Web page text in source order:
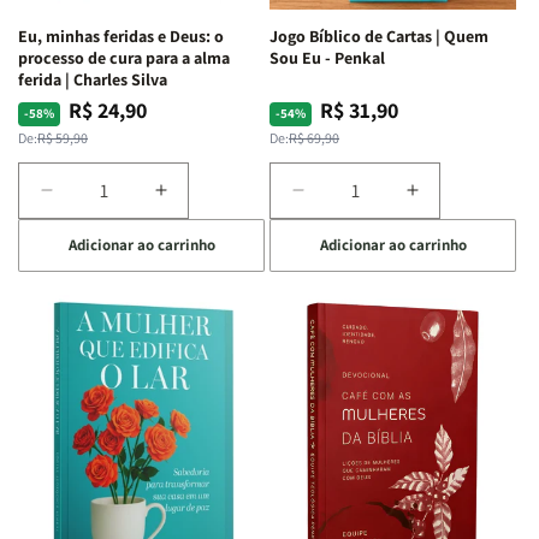
Espirituais
|
Estela
Espirituais
|
Eu, minhas feridas e Deus: o
processo de cura para a alma
ferida | Charles Silva
-58%
Preço
normal
De:R$ 59,90
Preço
promocional
R$ 24,90
Diminuir
a
quantidade
de
Eu,
minhas
feridas
e
Deus:
o
processo
de
cura
para
Aumentar
a
quantidade
de
Eu,
minhas
feridas
e
Deus:
o
processo
de
cura
para
Adicionar ao carrinho
Jogo Bíblico de Cartas | Quem
Sou Eu - Penkal
-54%
Preço
normal
De:R$ 69,90
Preço
promocional
R$ 31,90
Diminuir
a
quantidade
de
Jogo
Bíblico
de
Cartas
Quem
Sou
Eu
Penkal
Aumentar
a
quantidade
de
Jogo
Bíblico
Cartas
|
Quem
Sou
Eu
-
Penkal
Adicionar ao carrinho